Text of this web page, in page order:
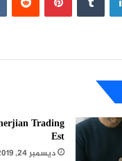
Trading
Est
ديسمبر 24, 2019